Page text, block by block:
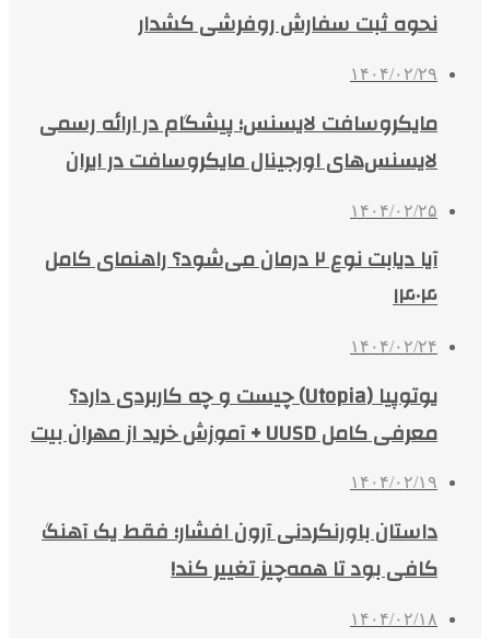
نحوه ثبت سفارش روفرشی کشدار
۱۴۰۴/۰۲/۲۹
مایکروسافت لایسنس؛ پیشگام در ارائه رسمی
لایسنس‌های اورجینال مایکروسافت در ایران
۱۴۰۴/۰۲/۲۵
آیا دیابت نوع ۲ درمان می‌شود؟ راهنمای کامل
۱۴۰۴
۱۴۰۴/۰۲/۲۴
یوتوپیا (Utopia) چیست و چه کاربردی دارد؟
معرفی کامل UUSD + آموزش خرید از مهران بیت
۱۴۰۴/۰۲/۱۹
داستان باورنکردنی آرون افشار؛ فقط یک آهنگ
کافی بود تا همه‌چیز تغییر کند!
۱۴۰۴/۰۲/۱۸